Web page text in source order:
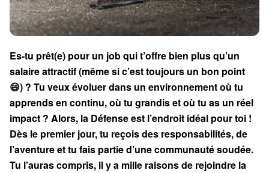
Es-tu prêt(e) pour un job qui t’offre bien plus qu’un
salaire attractif (même si c’est toujours un bon point
😄) ? Tu veux évoluer dans un environnement où tu
apprends en continu, où tu grandis et où tu as un réel
impact ? Alors, la Défense est l’endroit idéal pour toi !
Dès le premier jour, tu reçois des responsabilités, de
l’aventure et tu fais partie d’une communauté soudée.
Tu l’auras compris, il y a mille raisons de rejoindre la